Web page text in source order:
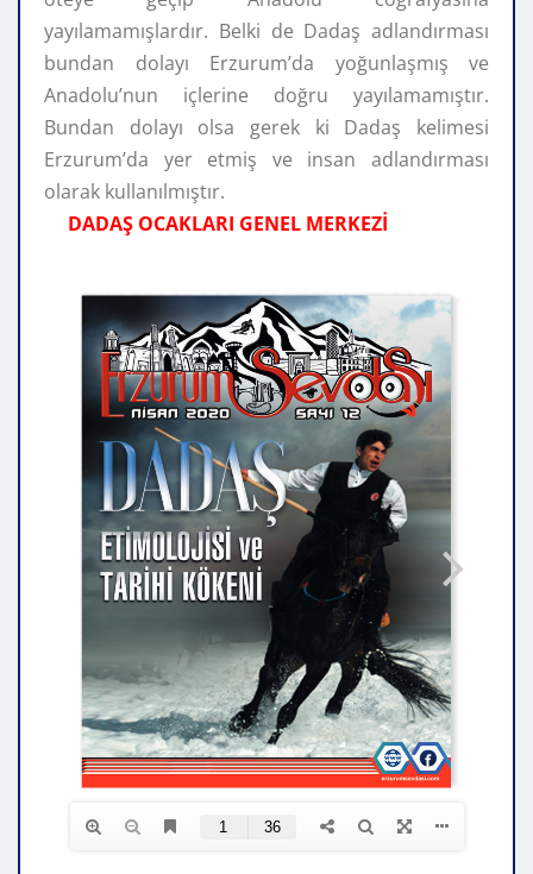
yayılamamışlardır. Belki de Dadaş adlandırması
bundan dolayı Erzurum’da yoğunlaşmış ve
Anadolu’nun içlerine doğru yayılamamıştır.
Bundan dolayı olsa gerek ki Dadaş kelimesi
Erzurum’da yer etmiş ve insan adlandırması
olarak kullanılmıştır.
DADAŞ OCAKLARI GENEL MERKEZİ